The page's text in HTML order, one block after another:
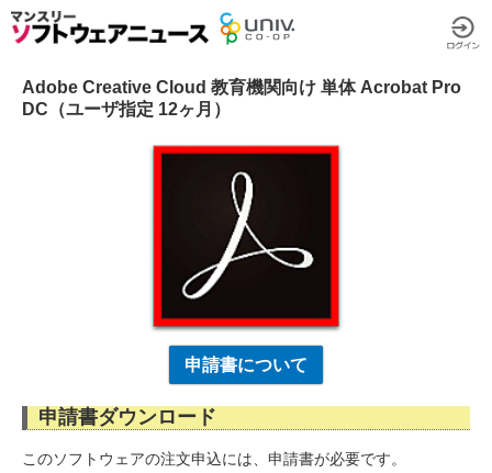
Adobe Creative Cloud 教育機関向け 単体 Acrobat Pro
DC（ユーザ指定 12ヶ月）
申請書について
申請書ダウンロード
このソフトウェアの注文申込には、申請書が必要です。